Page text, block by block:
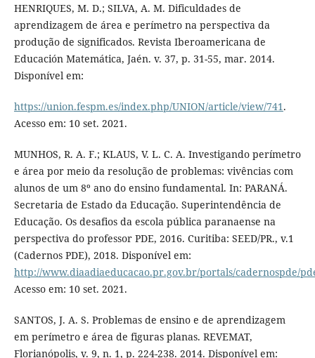
HENRIQUES, M. D.; SILVA, A. M. Dificuldades de
aprendizagem de área e perímetro na perspectiva da
produção de significados. Revista Iberoamericana de
Educación Matemática, Jaén. v. 37, p. 31-55, mar. 2014.
Disponível em:
https://union.fespm.es/index.php/UNION/article/view/741 .
Acesso em: 10 set. 2021.
MUNHOS, R. A. F.; KLAUS, V. L. C. A. Investigando perímetro
e área por meio da resolução de problemas: vivências com
alunos de um 8º ano do ensino fundamental. In: PARANÁ.
Secretaria de Estado da Educação. Superintendência de
Educação. Os desafios da escola pública paranaense na
perspectiva do professor PDE, 2016. Curitiba: SEED/PR., v.1
(Cadernos PDE), 2018. Disponível em:
http://www.diaadiaeducacao.pr.gov.br/portals/cadernospde/
Acesso em: 10 set. 2021.
SANTOS, J. A. S. Problemas de ensino e de aprendizagem
em perímetro e área de figuras planas. REVEMAT,
Florianópolis, v. 9, n. 1, p. 224-238. 2014. Disponível em: